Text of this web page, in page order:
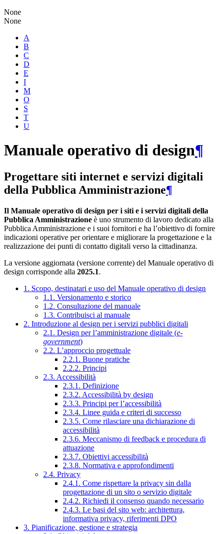
None
None
A
B
C
D
E
I
M
O
S
T
U
Manuale operativo di design¶
Progettare siti internet e servizi digitali
della Pubblica Amministrazione¶
Il Manuale operativo di design per i siti e i servizi digitali della
Pubblica Amministrazione è uno strumento di lavoro dedicato alla
Pubblica Amministrazione e i suoi fornitori e ha l’obiettivo di fornire
indicazioni operative per orientare e migliorare la progettazione e la
realizzazione dei punti di contatto digitali verso la cittadinanza.
La versione aggiornata (versione corrente) del Manuale operativo di
design corrisponde alla 2025.1.
1. Scopo, destinatari e uso del Manuale operativo di design
1.1. Versionamento e storico
1.2. Consultazione del manuale
1.3. Contribuisci al manuale
2. Introduzione al design per i servizi pubblici digitali
2.1. Design per l’amministrazione digitale (e-
government)
2.2. L’approccio progettuale
2.2.1. Buone pratiche
2.2.2. Principi
2.3. Accessibilità
2.3.1. Definizione
2.3.2. Accessibilità by design
2.3.3. Principi per l’accessibilità
2.3.4. Linee guida e criteri di successo
2.3.5. Come rilasciare una dichiarazione di
accessibilità
2.3.6. Meccanismo di feedback e procedura di
attuazione
2.3.7. Obiettivi accessibilità
2.3.8. Normativa e approfondimenti
2.4. Privacy
2.4.1. Come rispettare la privacy sin dalla
progettazione di un sito o servizio digitale
2.4.2. Richiedi il consenso quando necessario
2.4.3. Le basi del sito web: architettura,
informativa privacy, riferimenti DPO
3. Pianificazione, gestione e strategia